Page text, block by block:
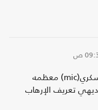
ص
840 مليار دولار في جيوب المجمع الصناعي العسكري(mic) معظمه
تعريف الإرهاب